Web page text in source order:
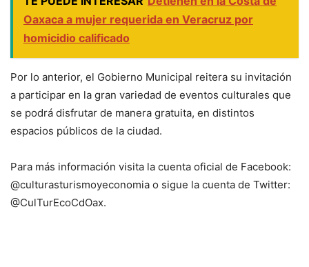
Oaxaca a mujer requerida en Veracruz por
homicidio calificado
Por lo anterior, el Gobierno Municipal reitera su invitación
a participar en la gran variedad de eventos culturales que
se podrá disfrutar de manera gratuita, en distintos
espacios públicos de la ciudad.
Para más información visita la cuenta oficial de Facebook:
@culturasturismoyeconomia o sigue la cuenta de Twitter:
@CulTurEcoCdOax.